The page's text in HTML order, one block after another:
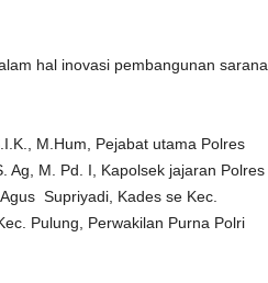
hal inovasi pembangunan sarana
M.Hum, Pejabat utama Polres
Ag, M. Pd. I, Kapolsek jajaran Polres
Supriyadi, Kades se Kec.
Pulung, Perwakilan Purna Polri